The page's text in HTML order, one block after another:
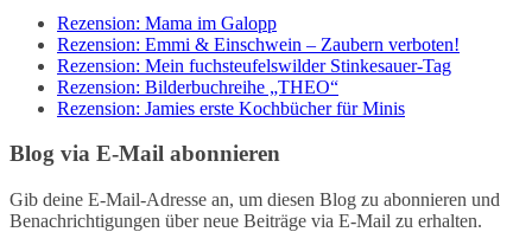
Rezension: Mama im Galopp
Rezension: Emmi & Einschwein – Zaubern verboten!
Rezension: Mein fuchsteufelswilder Stinkesauer-Tag
Rezension: Bilderbuchreihe „THEO“
Rezension: Jamies erste Kochbücher für Minis
Blog via E-Mail abonnieren
Gib deine E-Mail-Adresse an, um diesen Blog zu abonnieren und
Benachrichtigungen über neue Beiträge via E-Mail zu erhalten.